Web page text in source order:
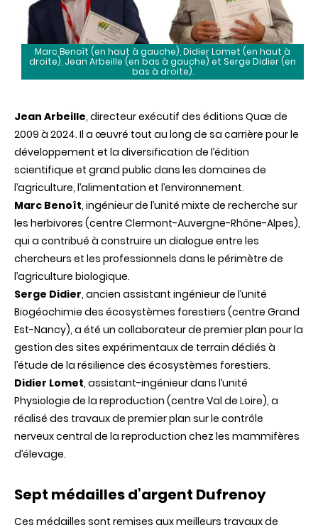
Marc Benoît (en haut à gauche), Didier Lomet (en haut à
droite), Jean Arbeille (en bas à gauche) et Serge Didier (en
bas à droite).
Jean Arbeille, directeur exécutif des éditions Quæ de
2009 à 2024. Il a œuvré tout au long de sa carrière pour le
développement et la diversification de l’édition
scientifique et grand public dans les domaines de
l’agriculture, l’alimentation et l’environnement.
Marc Benoît, ingénieur de l’unité mixte de recherche sur
les herbivores (centre Clermont-Auvergne-Rhône-Alpes),
qui a contribué à construire un dialogue entre les
chercheurs et les professionnels dans le périmètre de
l’agriculture biologique.
Serge Didier, ancien assistant ingénieur de l’unité
Biogéochimie des écosystèmes forestiers (centre Grand
Est-Nancy), a été un collaborateur de premier plan pour la
gestion des sites expérimentaux de terrain dédiés à
l’étude de la résilience des écosystèmes forestiers.
Didier Lomet, assistant-ingénieur dans l’unité
Physiologie de la reproduction (centre Val de Loire), a
réalisé des travaux de premier plan sur le contrôle
nerveux central de la reproduction chez les mammifères
d’élevage.
Sept médailles d’argent Dufrenoy
Ces médailles sont remises aux meilleurs travaux de